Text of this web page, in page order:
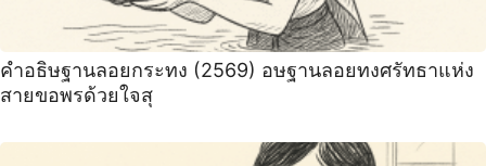
คำอธิษฐานลอยกระทง (2569) อษฐานลอยทงศรัทธาแห่ง
สายขอพรด้วยใจสุ